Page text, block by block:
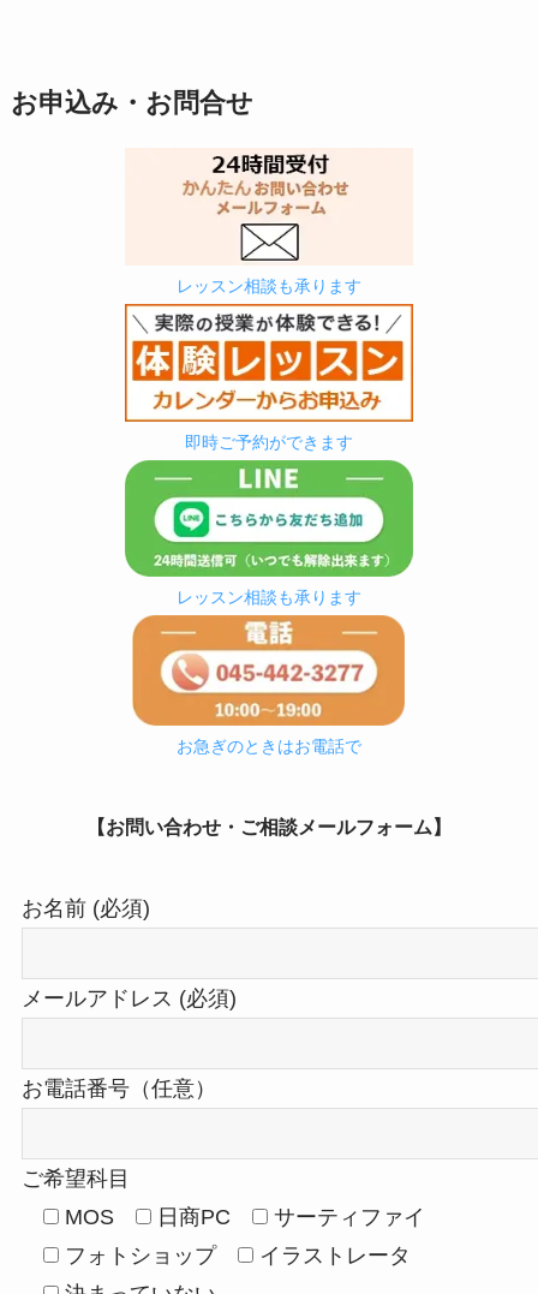
お申込み・お問合せ
レッスン相談も承ります
即時ご予約ができます
レッスン相談も承ります
お急ぎのときはお電話で
【お問い合わせ・ご相談メールフォーム】
お名前 (必須)
メールアドレス (必須)
お電話番号（任意）
ご希望科目
MOS
日商PC
サーティファイ
フォトショップ
イラストレータ